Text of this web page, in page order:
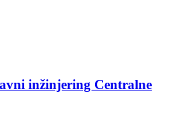
inžinjering Centralne